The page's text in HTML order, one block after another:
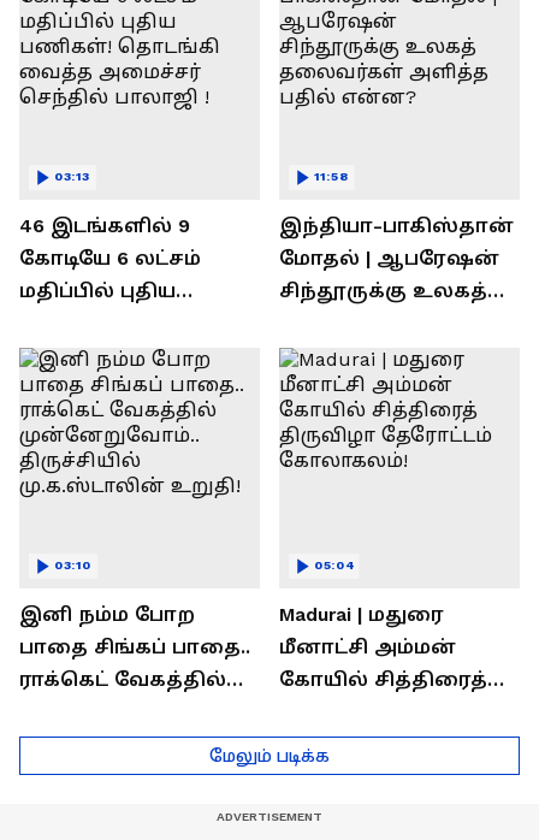
46 இடங்களில் 9
கோடியே 6 லட்சம்
மதிப்பில் புதிய
வைத்த அமைச்சர்
செந்தில் பாலாஜி !
03:13
இந்தியா-பாகிஸ்தான்
மோதல் | ஆபரேஷன்
சிந்தூருக்கு உலகத்
பதில் என்ன?
11:58
இனி நம்ம போற
பாதை சிங்கப் பாதை..
ராக்கெட் வேகத்தில்
திருச்சியில்
மு.க.ஸ்டாலின் உறுதி!
03:10
Madurai | மதுரை
மீனாட்சி அம்மன்
கோயில் சித்திரைத்
கோலாகலம்!
05:04
மேலும் படிக்க